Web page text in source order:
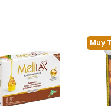
Muy